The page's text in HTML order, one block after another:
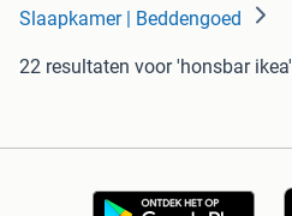
Slaapkamer | Beddengoed
22 resultaten voor 'honsbar ikea'